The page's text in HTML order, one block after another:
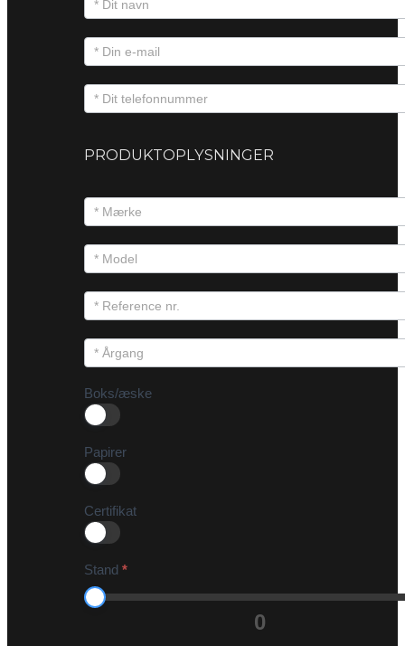
PRODUKTOPLYSNINGER
Boks/æske
Papirer
Certifikat
Stand *
0